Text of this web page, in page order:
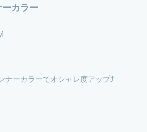
カラー
ナーカラーでオシャレ度アップ⤴︎